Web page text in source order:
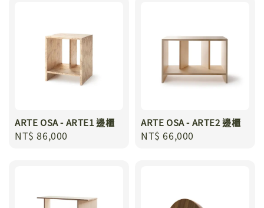
ARTE OSA - ARTE1 邊櫃
Regular
NT$ 86,000
ARTE OSA - ARTE2 邊櫃
Regular
NT$ 66,000